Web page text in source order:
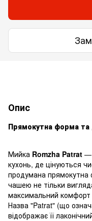
Опис
Прямокутна форма та
Мийка Romzha Patrat —
кухонь, де цінуються
продумана
чашею не тільки
максимальний комфорт
Назва "Patrat" (що
відображає її